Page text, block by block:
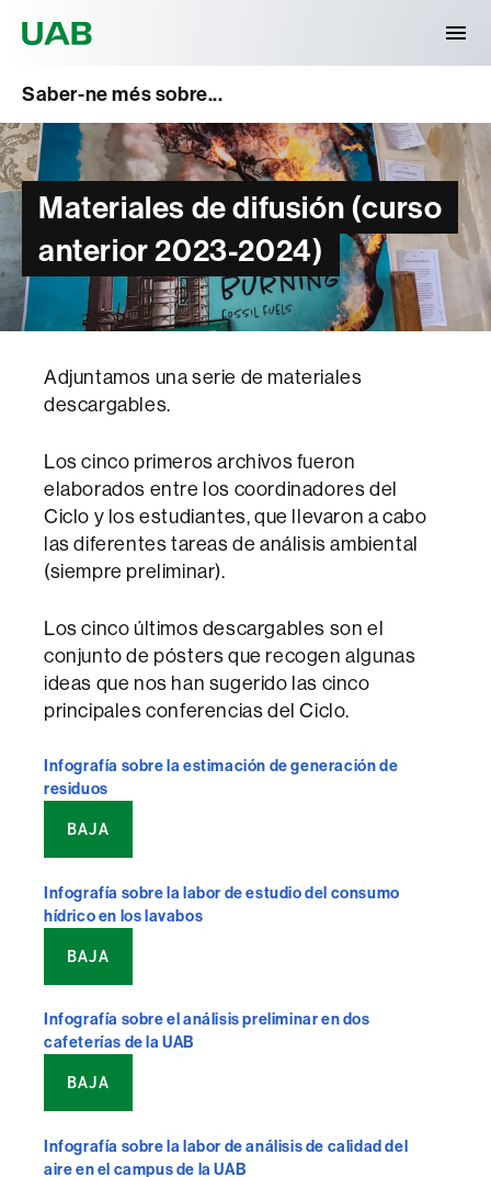
Saber-ne més sobre...
Materiales de difusión (curso
anterior 2023-2024)
Adjuntamos una serie de materiales
descargables.
Los cinco primeros archivos fueron
elaborados entre los coordinadores del
Ciclo y los estudiantes, que llevaron a cabo
las diferentes tareas de análisis ambiental
(siempre preliminar).
Los cinco últimos descargables son el
conjunto de pósters que recogen algunas
ideas que nos han sugerido las cinco
principales conferencias del Ciclo.
Infografía sobre la estimación de generación de
residuos
BAJA
Infografía sobre la labor de estudio del consumo
hídrico en los lavabos
BAJA
Infografía sobre el análisis preliminar en dos
cafeterías de la UAB
BAJA
Infografía sobre la labor de análisis de calidad del
aire en el campus de la UAB